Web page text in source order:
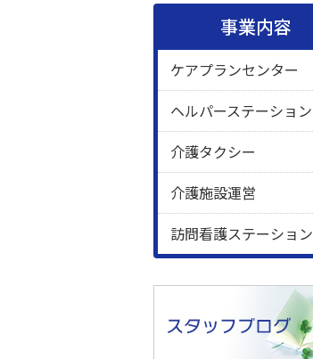
事業内容
ケアプランセンター
ヘルパーステーション
介護タクシー
介護施設運営
訪問看護ステーション